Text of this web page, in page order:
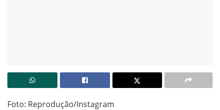
Foto: Reprodução/Instagram